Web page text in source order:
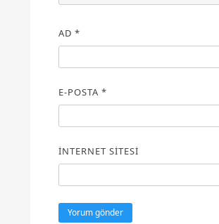
AD *
E-POSTA *
İNTERNET SITESI